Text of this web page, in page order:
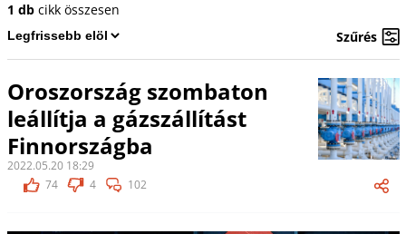
1 dbcikk összesen
Szűrés
Oroszország szombaton
leállítja a gázszállítást
Finnországba
2022.05.20 18:29
74
4 102